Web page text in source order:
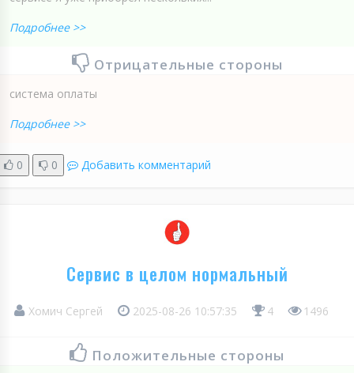
Подробнее >>
Отрицательные стороны
система оплаты
Подробнее >>
0 0 Добавить комментарий
Сервис в целом нормальный
Хомич Сергей 2025-08-26 10:57:35 4 1496
Положительные стороны